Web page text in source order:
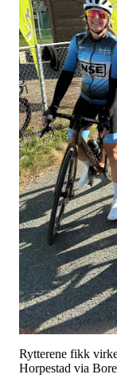
Rytterene fikk
Horpestad via